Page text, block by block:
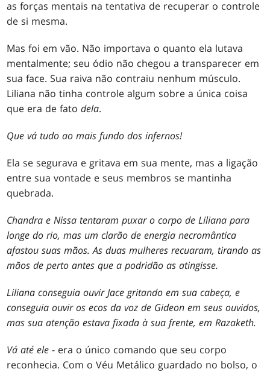
as forças mentais na tentativa de recuperar o controle
de si mesma.
Mas foi em vão. Não importava o quanto ela lutava
mentalmente; seu ódio não chegou a transparecer em
sua face. Sua raiva não contraiu nenhum músculo.
Liliana não tinha controle algum sobre a única coisa
que era de fatodela.
Que vá tudo ao mais fundo dos infernos!
Ela se segurava e gritava em sua mente, mas a ligação
entre sua vontade e seus membros se mantinha
quebrada.
Chandra e Nissa tentaram puxar o corpo de Liliana para
longe do rio, mas um clarão de energia necromântica
afastou suas mãos. As duas mulheres recuaram, tirando as
mãos de perto antes que a podridão as atingisse.
Liliana conseguia ouvir Jace gritando em sua cabeça, e
conseguia ouvir os ecos da voz de Gideon em seus ouvidos,
mas sua atenção estava fixada à sua frente, em Razaketh.
Vá até ele - era o único comando que seu corpo
reconhecia. Com o Véu Metálico guardado no bolso, o